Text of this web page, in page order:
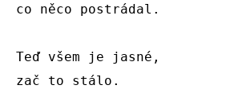
co něco postrádal.
Teď všem je jasné,
zač to stálo.